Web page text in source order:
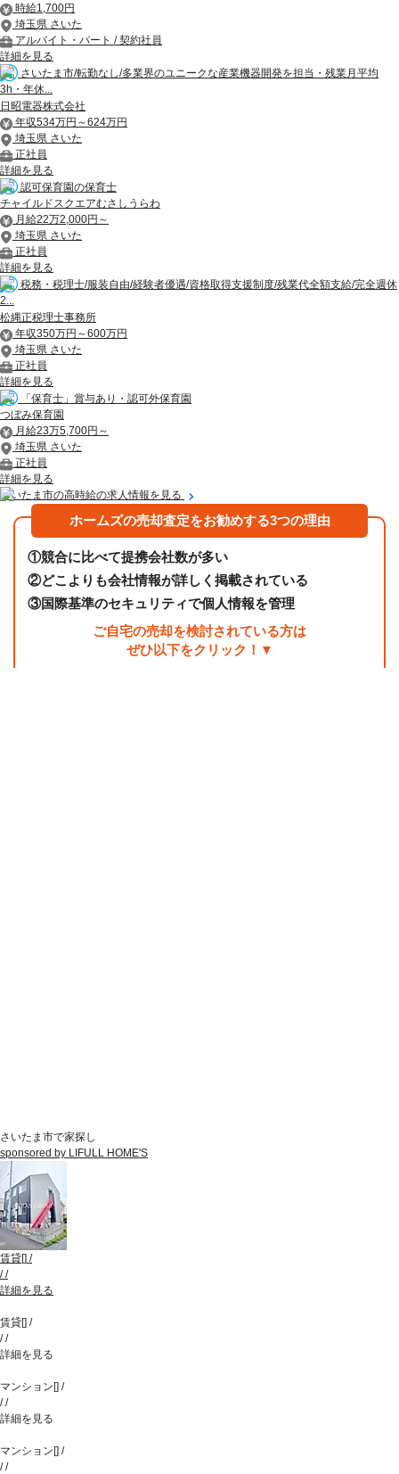
時給1,700円
埼玉県 さいた
アルバイト・パート / 契約社員
詳細を見る
さいたま市/転勤なし/多業界のユニークな産業機器開発を担当・残業月平均
3h・年休...
日昭電器株式会社
年収534万円～624万円
埼玉県 さいた
正社員
詳細を見る
認可保育園の保育士
チャイルドスクエアむさしうらわ
月給22万2,000円～
埼玉県 さいた
正社員
詳細を見る
税務・税理士/服装自由/経験者優遇/資格取得支援制度/残業代全額支給/完全週休
2...
松縄正税理士事務所
年収350万円～600万円
埼玉県 さいた
正社員
詳細を見る
「保育士」賞与あり・認可外保育園
つぼみ保育園
月給23万5,700円～
埼玉県 さいた
正社員
詳細を見る
さいたま市の高時給の求人情報を見る
ホームズの売却査定をお勧めする3つの理由
①競合に比べて提携会社数が多い
②どこよりも会社情報が詳しく掲載されている
③国際基準のセキュリティで個人情報を管理
ご自宅の売却を検討されている方は
ぜひ以下をクリック！▼
さいたま市で家探し
sponsored by LIFULL HOME'S
賃貸[] /
//
詳細を見る
賃貸[] /
//
詳細を見る
マンション[] /
//
詳細を見る
マンション[] /
//